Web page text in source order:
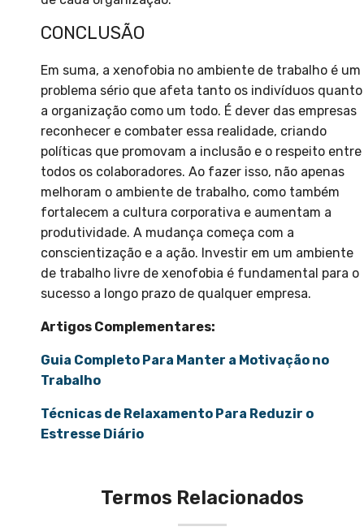
CONCLUSÃO
Em suma, a xenofobia no ambiente de trabalho é um
problema sério que afeta tanto os indivíduos quanto
a organização como um todo. É dever das empresas
reconhecer e combater essa realidade, criando
políticas que promovam a inclusão e o respeito entre
todos os colaboradores. Ao fazer isso, não apenas
melhoram o ambiente de trabalho, como também
fortalecem a cultura corporativa e aumentam a
produtividade. A mudança começa com a
conscientização e a ação. Investir em um ambiente
de trabalho livre de xenofobia é fundamental para o
sucesso a longo prazo de qualquer empresa.
Artigos Complementares:
Guia Completo Para Manter a Motivação no
Trabalho
Técnicas de Relaxamento Para Reduzir o
Estresse Diário
Termos Relacionados